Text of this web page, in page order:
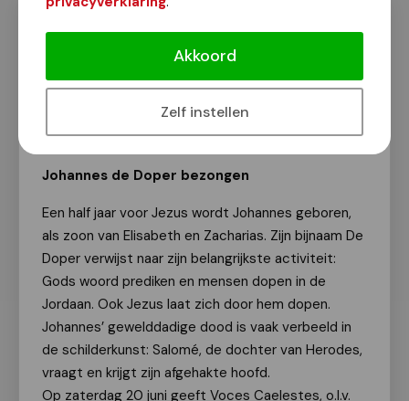
Akkoord
Zelf instellen
Johannes de Doper-concert Voces
Caelestes i.s.m. Gregoriaans Koor
Utrecht
Van onze redactie
2 juni 2026
Johannes de Doper bezongen
Een half jaar voor Jezus wordt Johannes geboren,
als zoon van Elisabeth en Zacharias. Zijn bijnaam De
Doper verwijst naar zijn belangrijkste activiteit:
Gods woord prediken en mensen dopen in de
Jordaan. Ook Jezus laat zich door hem dopen.
Johannes’ gewelddadige dood is vaak verbeeld in
de schilderkunst: Salomé, de dochter van Herodes,
vraagt en krijgt zijn afgehakte hoofd.
Op zaterdag 20 juni geeft Voces Caelestes, o.l.v.